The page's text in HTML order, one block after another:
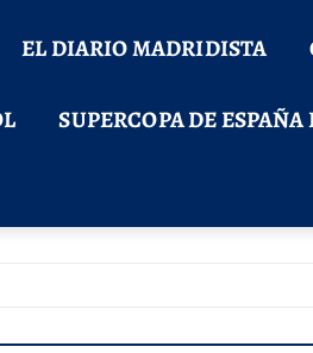
EL DIARIO MADRIDISTA
SUPERCOPA DE